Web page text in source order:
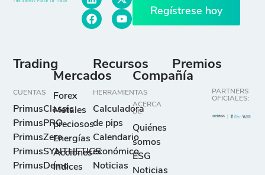
Regístrese hoy
Trading
CUENTAS
PrimusClassic
PrimusPRO
PrimusZero
PrimusSYNTHETICS
PrimusDemo
Mercados
Forex
Metales
preciosos
Energías
Acciones
Índices
Recursos
HERRAMIENTAS
Calculadora
de pips
Calendario
económico
Noticias
Compañía
ACERCA
DE
Quiénes
somos
ESG
Noticias
Premios
PARTNERS
OFICIALES: